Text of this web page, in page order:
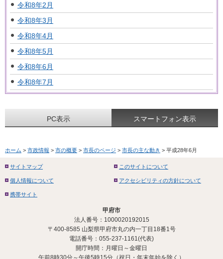
令和8年2月
令和8年3月
令和8年4月
令和8年5月
令和8年6月
令和8年7月
PC表示 スマートフォン表示
ホーム > 市政情報 > 市の概要 > 市長のページ > 市長の主な動き > 平成28年6月
サイトマップ このサイトについて
個人情報について アクセシビリティの方針について
携帯サイト
甲府市
法人番号：1000020192015
〒400-8585 山梨県甲府市丸の内一丁目18番1号
電話番号：055-237-1161(代表)
開庁時間：月曜日～金曜日
午前8時30分～午後5時15分（祝日・年末年始を除く）